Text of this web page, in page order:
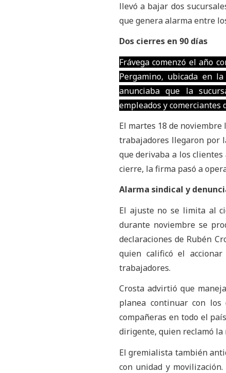
llevó a bajar dos
que genera alarma entre
Dos cierres en 90 días
Frávega comenzó el año
Pergamino, ubicada en
anunciaba que la
empleados y comerciantes
El martes 18 de
trabajadores llegaron por
que derivaba a los
cierre, la firma pasó a
Alarma sindical y
El ajuste no se limita al
durante noviembre se
declaraciones de Rubén
quien calificó el
trabajadores.
Crosta advirtió que
planea continuar con los
compañeras en todo el
dirigente, quien reclamó la
El gremialista también
con unidad y